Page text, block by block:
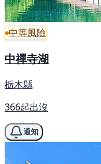
中等風險
中禪寺湖
栃木縣
366起出沒
通知